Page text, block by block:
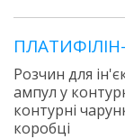
Розчин для
ампул у
контурні
коробці